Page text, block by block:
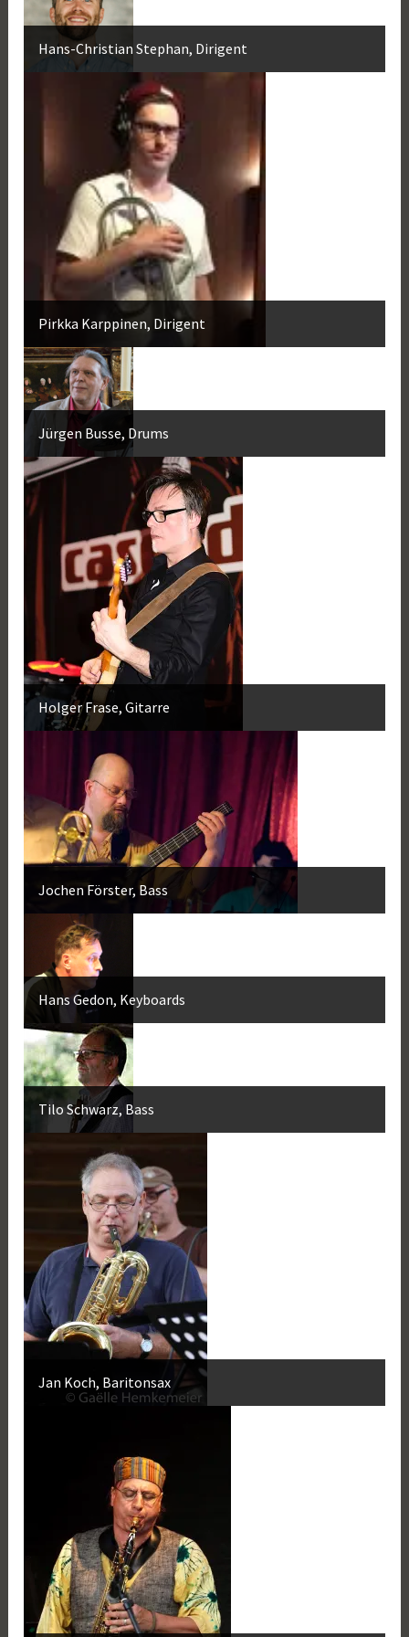
Hans-Christian Stephan, Dirigent
Pirkka Karppinen, Dirigent
Jürgen Busse, Drums
Holger Frase, Gitarre
Jochen Förster, Bass
Hans Gedon, Keyboards
Tilo Schwarz, Bass
Jan Koch, Baritonsax